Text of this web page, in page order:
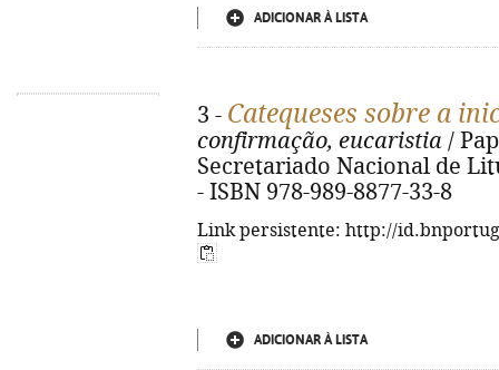
ADICIONAR À LISTA
3 - Catequeses sobre a
confirmação, eucaristia /
Secretariado Nacional de
- ISBN 978-989-8877-33-8
Link persistente: http://
ADICIONAR À LISTA